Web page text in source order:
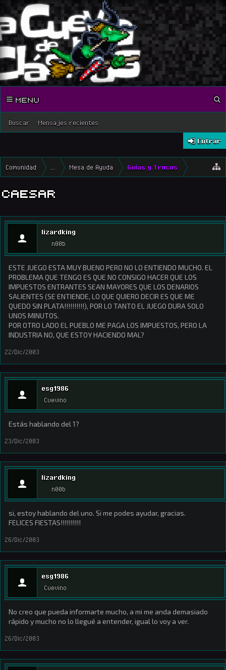
Buscar Mensajes recientes
MENU
Entrar
Comunidad Mesa de Ayuda Guías y Trucos
CAESAR
lizardking
n00b
ESTE JUEGO ESTA MUY BUENO PERO NO LO ENTIENDO MUCHO. EL
PROBLEMA QUE TENGO ES QUE NO CONSIGO HACER QUE LOS
IMPUESTOS ENTRANTES SEAN MAYORES QUE LOS DENARIOS
SALIENTES (SE ENTIENDE, LO QUE QUIERO DECIR ES QUE ME
QUEDO SIN PLATA!!!!!!!!!!), POR LO TANTO EL JUEGO DURA SOLO
UNOS MINUTOS.
POR OTRO LADO EL PUEBLO ME PAGA LOS IMPUESTOS, PERO LA
INDUSTRIA NO, QUE ESTOY HACIENDO MAL?
22/Dic/2003
esg1986
Cuevino
Estás hablando del 1?
23/Dic/2003
lizardking
n00b
si, estoy hablando del uno. Si me podes ayudar, gracias.
FELICES FIESTAS!!!!!!!!!!
26/Dic/2003
esg1986
Cuevino
No creo que pueda informarte mucho, a mi me anda demasiado
rápido y mucho no lo llegué a entender, igual lo voy a ver.
26/Dic/2003